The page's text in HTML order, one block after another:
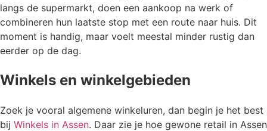
langs de supermarkt, doen een aankoop na werk of
combineren hun laatste stop met een route naar huis. Dit
moment is handig, maar voelt meestal minder rustig dan
eerder op de dag.
Winkels en winkelgebieden
Zoek je vooral algemene winkeluren, dan begin je het best
bij Winkels in Assen. Daar zie je hoe gewone retail in Assen